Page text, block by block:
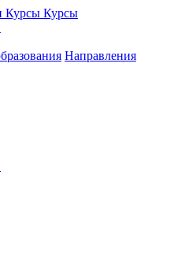
Курсы Курсы
Направления